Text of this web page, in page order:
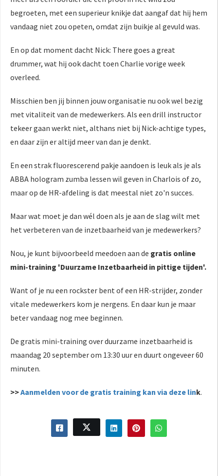
begroeten, met een superieur knikje dat aangaf dat hij hem
vandaag niet zou opeten, omdat zijn buikje al gevuld was.
En op dat moment dacht Nick: There goes a great
drummer, wat hij ook dacht toen Charlie vorige week
overleed.
Misschien ben jij binnen jouw organisatie nu ook wel bezig
met vitaliteit van de medewerkers. Als een drill instructor
tekeer gaan werkt niet, althans niet bij Nick-achtige types,
en daar zijn er altijd meer van dan je denkt.
En een strak fluorescerend pakje aandoen is leuk als je als
ABBA hologram zumba lessen wil geven in Charlois of zo,
maar op de HR-afdeling is dat meestal niet zo'n succes.
Maar wat moet je dan wél doen als je aan de slag wilt met
het verbeteren van de inzetbaarheid van je medewerkers?
Nou, je kunt bijvoorbeeld meedoen aan de gratis online
mini-training 'Duurzame Inzetbaarheid in pittige tijden'.
Want of je nu een rockster bent of een HR-strijder, zonder
vitale medewerkers kom je nergens. En daar kun je maar
beter vandaag nog mee beginnen.
De gratis mini-training over duurzame inzetbaarheid is
maandag 20 september om 13:30 uur en duurt ongeveer 60
minuten.
>>Aanmelden voor de gratis training kan via deze link.